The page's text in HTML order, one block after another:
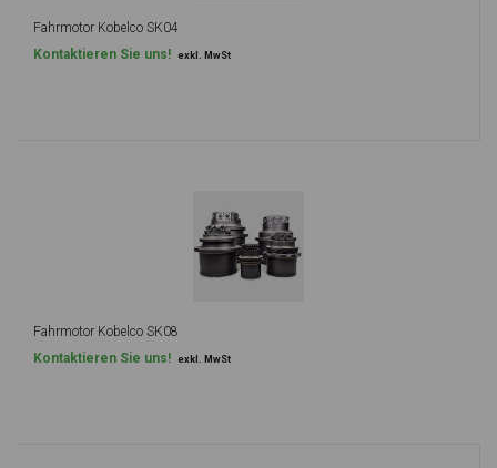
Fahrmotor Kobelco SK04
Kontaktieren Sie uns! exkl. MwSt
Fahrmotor Kobelco SK08
Kontaktieren Sie uns! exkl. MwSt